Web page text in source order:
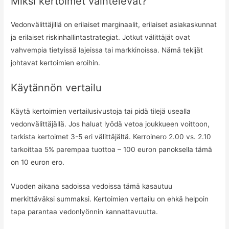
Vedonvälittäjillä on erilaiset marginaalit, erilaiset asiakaskunnat
ja erilaiset riskinhallintastrategiat. Jotkut välittäjät ovat
vahvempia tietyissä lajeissa tai markkinoissa. Nämä tekijät
johtavat kertoimien eroihin.
Käytännön vertailu
Käytä kertoimien vertailusivustoja tai pidä tilejä usealla
vedonvälittäjällä. Jos haluat lyödä vetoa joukkueen voittoon,
tarkista kertoimet 3-5 eri välittäjältä. Kerroinero 2.00 vs. 2.10
tarkoittaa 5% parempaa tuottoa – 100 euron panoksella tämä
on 10 euron ero.
Vuoden aikana sadoissa vedoissa tämä kasautuu
merkittäväksi summaksi. Kertoimien vertailu on ehkä helpoin
tapa parantaa vedonlyönnin kannattavuutta.